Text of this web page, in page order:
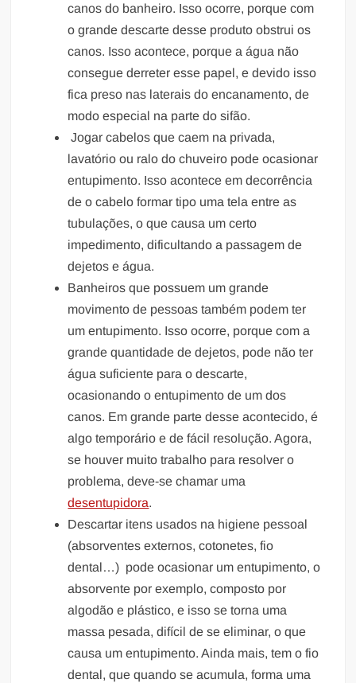
canos do banheiro. Isso ocorre, porque com
o grande descarte desse produto obstrui os
canos. Isso acontece, porque a água não
consegue derreter esse papel, e devido isso
fica preso nas laterais do encanamento, de
modo especial na parte do sifão.
Jogar cabelos que caem na privada,
lavatório ou ralo do chuveiro pode ocasionar
entupimento. Isso acontece em decorrência
de o cabelo formar tipo uma tela entre as
tubulações, o que causa um certo
impedimento, dificultando a passagem de
dejetos e água.
Banheiros que possuem um grande
movimento de pessoas também podem ter
um entupimento. Isso ocorre, porque com a
grande quantidade de dejetos, pode não ter
água suficiente para o descarte,
ocasionando o entupimento de um dos
canos. Em grande parte desse acontecido, é
algo temporário e de fácil resolução. Agora,
se houver muito trabalho para resolver o
problema, deve-se chamar uma
desentupidora.
Descartar itens usados na higiene pessoal
(absorventes externos, cotonetes, fio
dental…) pode ocasionar um entupimento, o
absorvente por exemplo, composto por
algodão e plástico, e isso se torna uma
massa pesada, difícil de se eliminar, o que
causa um entupimento. Ainda mais, tem o fio
dental, que quando se acumula, forma uma